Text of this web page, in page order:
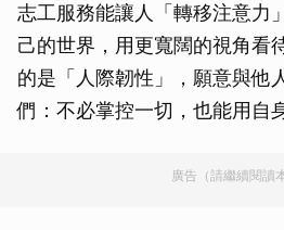
志工服務能讓人「轉移注意力
己的世界，用更寬闊的視角看
的是「人際韌性」，願意與他
們：不必掌控一切，也能用自
廣告（請繼續閱讀